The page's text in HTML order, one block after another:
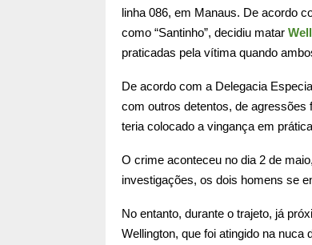
linha 086, em Manaus. De acordo
como “Santinho”, decidiu matar
praticadas pela vítima quando
De acordo com a Delegacia
com outros detentos, de agressões
teria colocado a vingança em
O crime aconteceu no dia 2 de
investigações, os dois homens se
No entanto, durante o trajeto, já
Wellington, que foi atingido na nuca